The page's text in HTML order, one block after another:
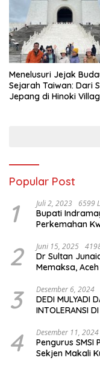
Menelusuri Jejak
Sejarah Taiwan: Dari
Jepang di Hinoki
Popular Post
1 Juli 2, 2023 6599
Bupati
Perkemahan
2 Juni 15, 2025
Dr Sultan
Memaksa,
3 Desember 6, 2024
DEDI MULYADI
INTOLERANSI
4 Desember 11, 2024
Pengurus
Sekjen Makali